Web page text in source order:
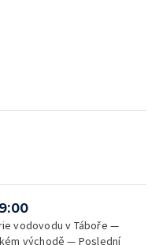
vodovodu v Táboře —
východě — Poslední